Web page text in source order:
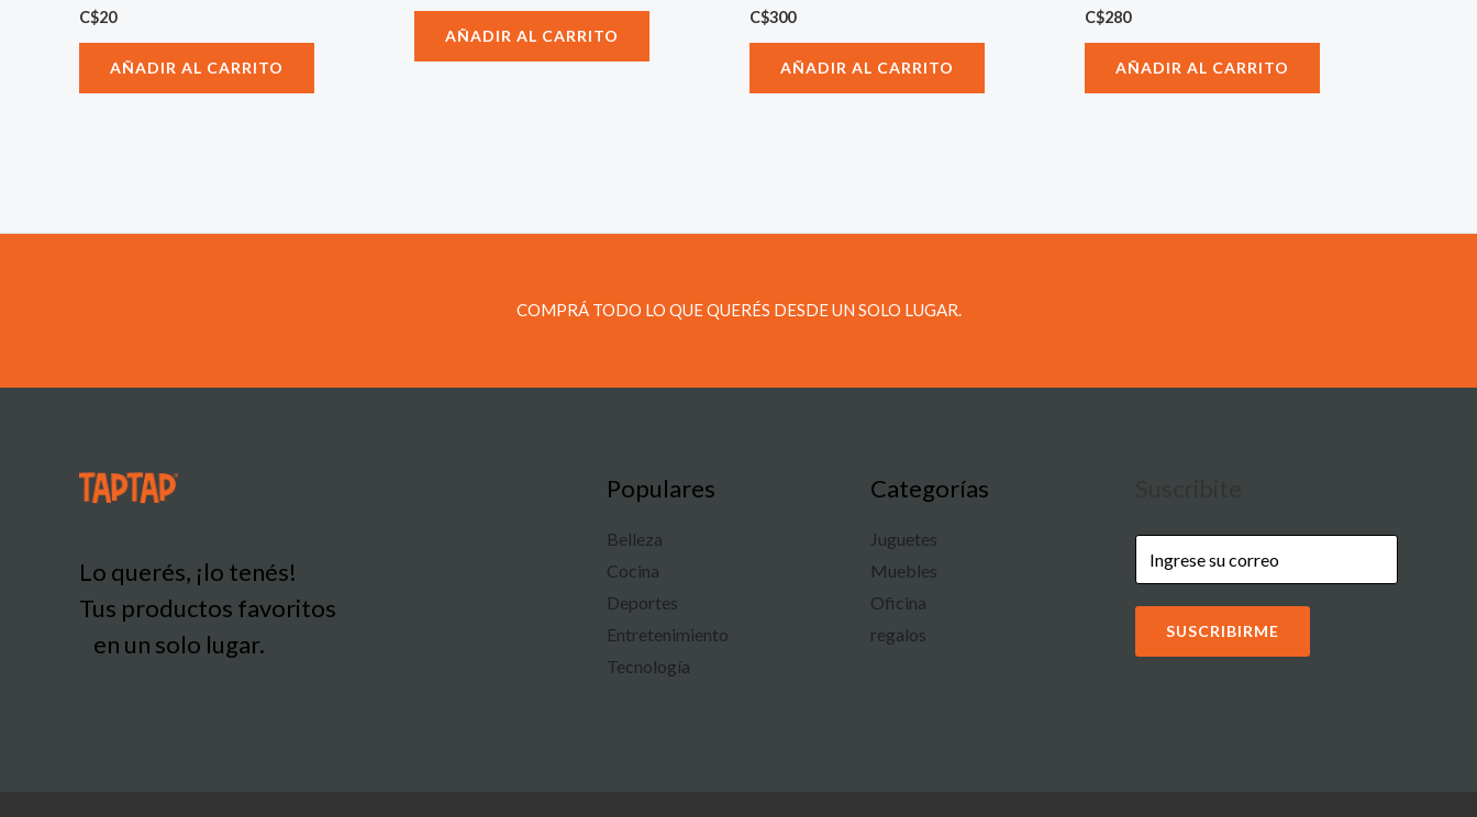
C$20
AÑADIR AL CARRITO
AÑADIR AL CARRITO
C$300
AÑADIR AL CARRITO
C$280
AÑADIR AL CARRITO
COMPRÁ TODO LO QUE QUERÉS DESDE UN SOLO LUGAR.
Lo querés, ¡lo tenés!
Tus productos favoritos
en un solo lugar.
Populares
Belleza
Cocina
Deportes
Entretenimiento
Tecnología
Categorías
Juguetes
Muebles
Oficina
regalos
SUSCRIBIRME